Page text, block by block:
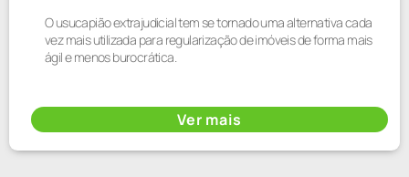
O usucapião extrajudicial tem se tornado uma alternativa cada
vez mais utilizada para regularização de imóveis de forma mais
ágil e menos burocrática.
Ver mais